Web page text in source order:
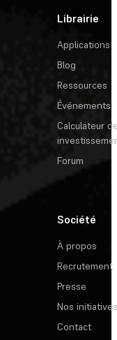
Librairie
Applications
Blog
Ressources
Événements
Calculateur
Forum
Société
À propos
Recrutement
Presse
Nos initiatives
Contact